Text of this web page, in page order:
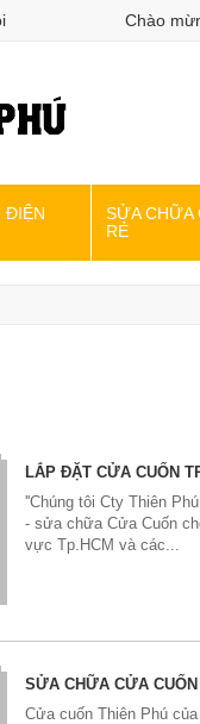
Chào mừng
ĐIỆN
SỬA CHỮA
RẺ
LẮP ĐẶT CỬA CUỐN
''Chúng tôi Cty Thiên
- sửa chữa Cửa Cuốn
vực Tp.HCM và các...
SỬA CHỮA CỬA CUỐN
Cửa cuốn Thiên Phú